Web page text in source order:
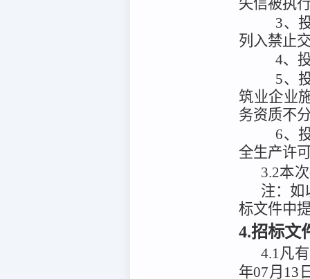
3、
列入禁止
4、
5、
筑业企业
务资质不
6、
全生产许
3.2本
注： 如
标文件中
4.招标文
4.1凡
年07月13